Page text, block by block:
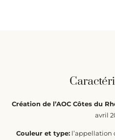
Création de l’AOC Côtes du
avril
Couleur et type:l’appellation